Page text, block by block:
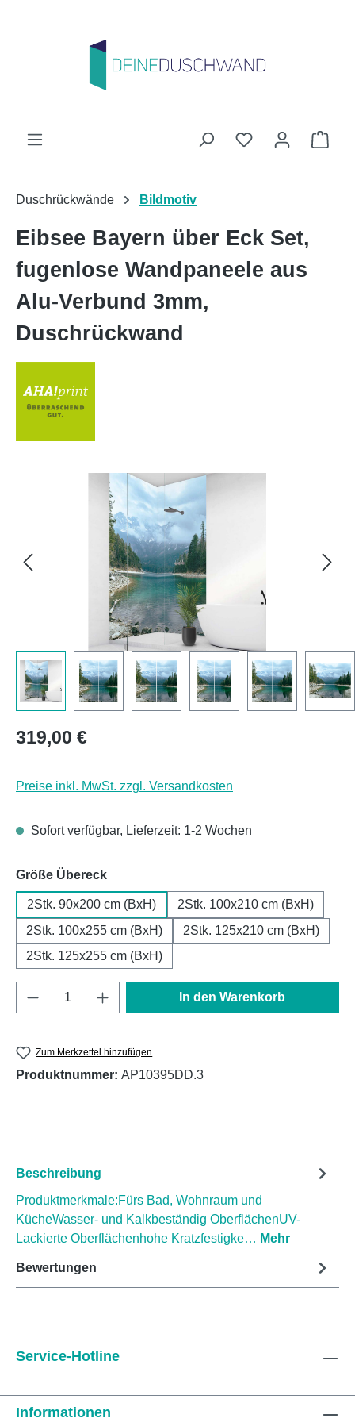
Du hast 0
Duschrückwände Bildmotiv
Eibsee Bayern über Eck Set,
fugenlose Wandpaneele aus
Alu-Verbund 3mm,
Duschrückwand
Regulärer Preis:
319,00 €
Preise inkl. MwSt. zzgl. Versandkosten
Sofort verfügbar, Lieferzeit: 1-2 Wochen
Größe Übereckauswählen
2Stk. 90x200 cm (BxH)
2Stk. 100x210 cm (BxH)
2Stk. 100x255 cm (BxH)
2Stk. 125x210 cm (BxH)
2Stk. 125x255 cm (BxH)
Produkt Anzahl: Gib den gewünschten
In den Warenkorb
Zum Merkzettel hinzufügen
Produktnummer: AP10395DD.3
Beschreibung
Produktmerkmale:Fürs Bad, Wohnraum und
KücheWasser- und Kalkbeständig OberflächenUV-
Lackierte Oberflächenhohe Kratzfestigke… Mehr
Bewertungen
Service-Hotline
Informationen